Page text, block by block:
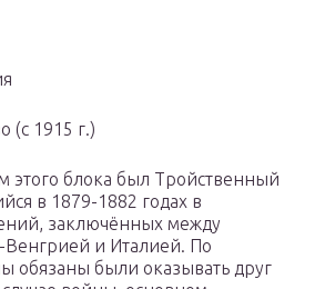
(с 1915 г.)
этого блока был Тройственный
в 1879-1882 годах в
заключённых между
Венгрией и Италией. По
обязаны были оказывать друг